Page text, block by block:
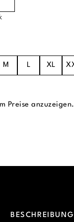
M L XL
Preise anzuzeigen.
BESCHREIBUNG